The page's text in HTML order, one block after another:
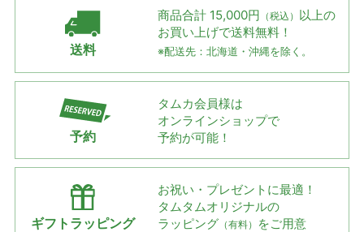
送料
商品合計 15,000円 （税込） 以上の
お買い上げで送料無料！
※配送先：北海道・沖縄を除く。
予約
タムカ会員様は
オンラインショップで
予約が可能！
ギフトラッピング
お祝い・プレゼントに最適！
タムタムオリジナルの
ラッピング （有料） をご用意